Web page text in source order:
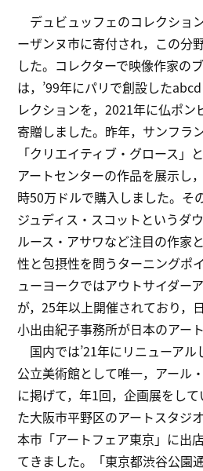
デュビュッフェのコレクショ
ーザンヌ市に寄付され，この分
した。コレクターで映像作家の
は，’99年にパリで創設した
レクションを，2021年に仏ポン
寄贈しました。昨年，サンフラ
「クリエイティブ・グロース」
アートセンターの作品を展示し
時50万ドルで購入しました。そ
ジュディス・スコットというダ
ルース・アサワなど注目の作家
性と包摂性を問うターニングポ
ューヨークではアウトサイダー
が，25年以上開催されており，
小出由紀子事務所が日本のアー
国内では’21年にリニューア
公立美術館として唯一，アール
に掲げて，年1回，企画展をし
た大阪市平野区のアートスタジ
本市「アートフェア東京」に出
てきました。「東京都渋谷公園